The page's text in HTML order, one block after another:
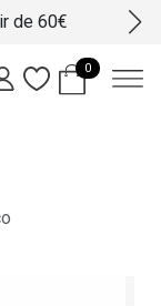
de 60€
0